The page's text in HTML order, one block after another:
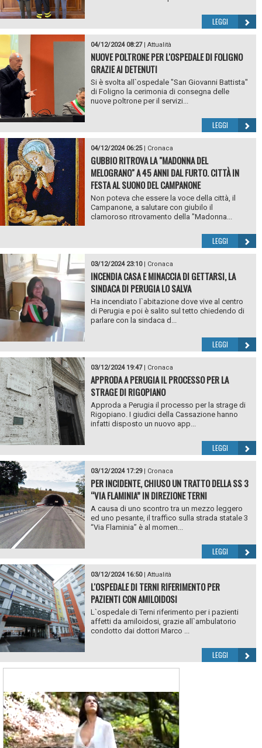
LEGGI
04/12/2024 08:27| Attualità
NUOVE POLTRONE PER L'OSPEDALE DI FOLIGNO
GRAZIE AI DETENUTI
Si è svolta all`ospedale "San Giovanni Battista"
di Foligno la cerimonia di consegna delle
nuove poltrone per il servizi...
LEGGI
04/12/2024 06:25| Cronaca
GUBBIO RITROVA LA "MADONNA DEL
MELOGRANO" A 45 ANNI DAL FURTO. CITTÀ IN
FESTA AL SUONO DEL CAMPANONE
Non poteva che essere la voce della città, il
Campanone, a salutare con giubilo il
clamoroso ritrovamento della "Madonna...
LEGGI
03/12/2024 23:10| Cronaca
INCENDIA CASA E MINACCIA DI GETTARSI, LA
SINDACA DI PERUGIA LO SALVA
Ha incendiato l`abitazione dove vive al centro
di Perugia e poi è salito sul tetto chiedendo di
parlare con la sindaca d...
LEGGI
03/12/2024 19:47| Cronaca
APPRODA A PERUGIA IL PROCESSO PER LA
STRAGE DI RIGOPIANO
Approda a Perugia il processo per la strage di
Rigopiano. I giudici della Cassazione hanno
infatti disposto un nuovo app...
LEGGI
03/12/2024 17:29| Cronaca
PER INCIDENTE, CHIUSO UN TRATTO DELLA SS 3
“VIA FLAMINIA” IN DIREZIONE TERNI
A causa di uno scontro tra un mezzo leggero
ed uno pesante, il traffico sulla strada statale 3
“Via Flaminia” è al momen...
LEGGI
03/12/2024 16:50| Attualità
L'OSPEDALE DI TERNI RIFERIMENTO PER
PAZIENTI CON AMILOIDOSI
L`ospedale di Terni riferimento per i pazienti
affetti da amiloidosi, grazie all`ambulatorio
condotto dai dottori Marco ...
LEGGI